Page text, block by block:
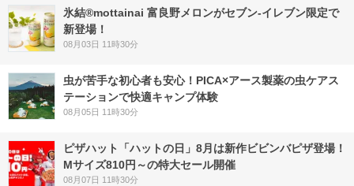
氷結®mottainai 富良野メロンがセブン‐イレブン限定で
新登場！
08月03日 11時30分
虫が苦手な初心者も安心！PICA×アース製薬の虫ケアス
テーションで快適キャンプ体験
08月05日 11時30分
ピザハット「ハットの日」8月は新作ビビンバピザ登場！
Mサイズ810円～の特大セール開催
08月07日 11時30分